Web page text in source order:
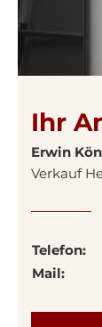
Ihr
Erwin
Verkauf
Telefon:
Mail: